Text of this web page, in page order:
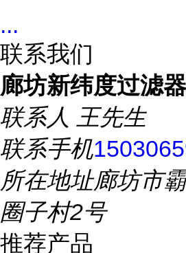
...
联系我们
廊坊新纬度过滤
联系人 王先生
联系手机
所在地址廊坊市
圈子村2号
推荐产品